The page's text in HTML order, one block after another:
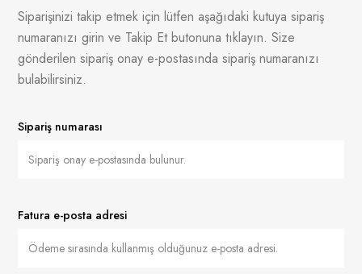
Siparişinizi takip etmek için lütfen aşağıdaki kutuya sipariş
numaranızı girin ve Takip Et butonuna tıklayın. Size
gönderilen sipariş onay e-postasında sipariş numaranızı
bulabilirsiniz.
Sipariş numarası
Fatura e-posta adresi